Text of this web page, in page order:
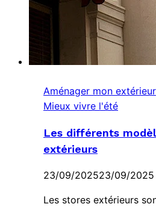
Aménager mon extérieur
Mieux vivre l'été
Les différents
extérieurs
23/09/202523/09/2025
Les stores extérieurs